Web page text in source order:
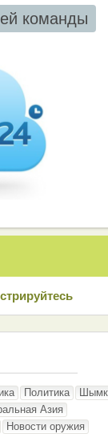
команды
Политика
Азия
Новости оружия